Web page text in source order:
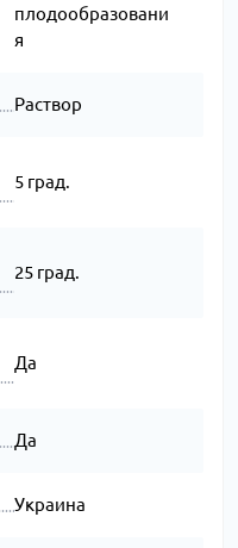
плодообразовани
я
Раствор
5 град.
25 град.
Да
Да
Украина